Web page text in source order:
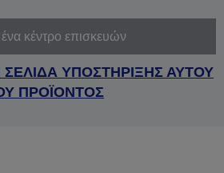
ένα κέντρο επισκευών
ΥΠΟΣΤΗΡΙΞΗΣ ΑΥΤΟΥ
ΠΡΟΪΟΝΤΟΣ